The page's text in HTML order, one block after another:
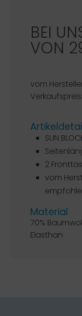
BEI
VON
vom
SUN
2
vom
Material
70%
Elasthan